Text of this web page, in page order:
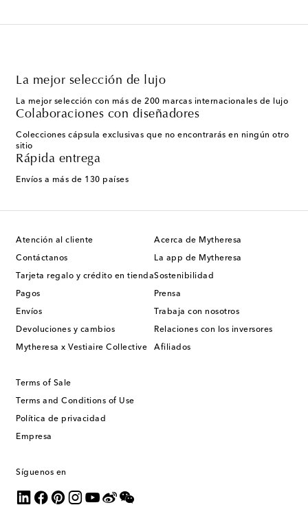
La mejor selección de lujo
La mejor selección con más de 200 marcas internacionales de lujo
Colaboraciones con diseñadores
Colecciones cápsula exclusivas que no encontrarás en ningún otro
sitio
Rápida entrega
Envíos a más de 130 países
Atención al cliente
Contáctanos
Tarjeta regalo y crédito en tienda
Pagos
Envíos
Devoluciones y cambios
Mytheresa x Vestiaire Collective
Acerca de Mytheresa
La app de Mytheresa
Sostenibilidad
Prensa
Trabaja con nosotros
Relaciones con los inversores
Afiliados
Terms of Sale
Terms and Conditions of Use
Política de privacidad
Empresa
Síguenos en